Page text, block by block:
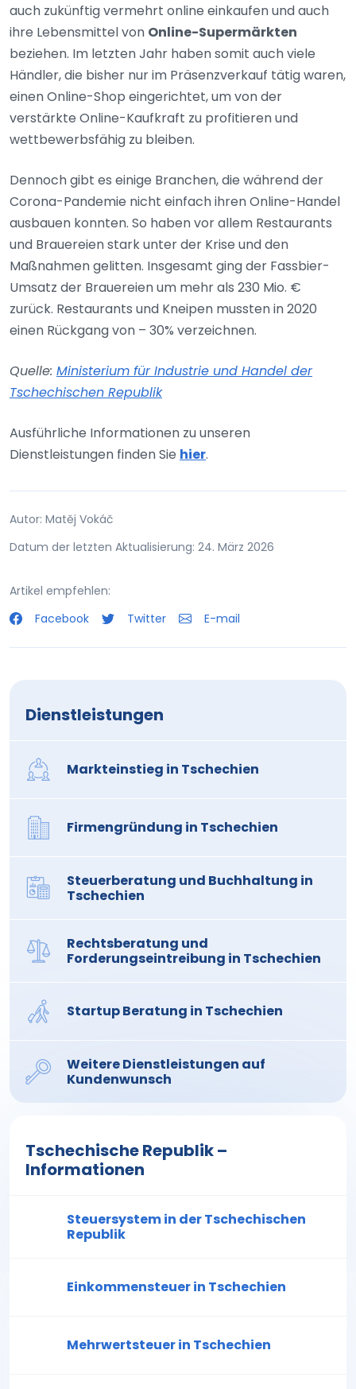
auch zukünftig vermehrt online einkaufen und auch
ihre Lebensmittel von Online-Supermärkten
beziehen. Im letzten Jahr haben somit auch viele
Händler, die bisher nur im Präsenzverkauf tätig waren,
einen Online-Shop eingerichtet, um von der
verstärkte Online-Kaufkraft zu profitieren und
wettbewerbsfähig zu bleiben.
Dennoch gibt es einige Branchen, die während der
Corona-Pandemie nicht einfach ihren Online-Handel
ausbauen konnten. So haben vor allem Restaurants
und Brauereien stark unter der Krise und den
Maßnahmen gelitten. Insgesamt ging der Fassbier-
Umsatz der Brauereien um mehr als 230 Mio. €
zurück. Restaurants und Kneipen mussten in 2020
einen Rückgang von – 30% verzeichnen.
Quelle: Ministerium für Industrie und Handel der
Tschechischen Republik
Ausführliche Informationen zu unseren
Dienstleistungen finden Sie hier.
Autor: Matěj Vokáč
Datum der letzten Aktualisierung: 24. März 2026
Artikel empfehlen:
Facebook
Twitter E-mail
Dienstleistungen
Markteinstieg in Tschechien
Firmengründung in Tschechien
Steuerberatung und Buchhaltung in
Tschechien
Rechtsberatung und
Forderungseintreibung in Tschechien
Startup Beratung in Tschechien
Weitere Dienstleistungen auf
Kundenwunsch
Tschechische Republik –
Informationen
Steuersystem in der Tschechischen
Republik
Einkommensteuer in Tschechien
Mehrwertsteuer in Tschechien